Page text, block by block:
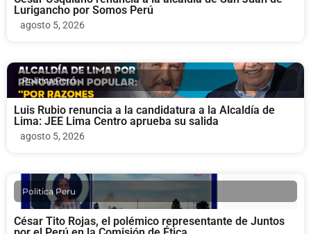
Lurigancho por Somos Perú
agosto 5, 2026
Politica Peru
Luis Rubio renuncia a la candidatura a la Alcaldía de
Lima: JEE Lima Centro aprueba su salida
agosto 5, 2026
Politica Peru
César Tito Rojas, el polémico representante de Juntos